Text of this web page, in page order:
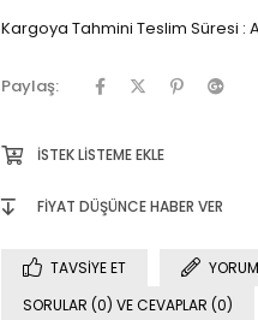
Kargoya Tahmini Teslim Süresi :
Paylaş:
İSTEK LISTEME EKLE
FIYAT DÜŞÜNCE HABER VER
TAVSIYE ET
SORULAR (0) VE CEVAPLAR (0)